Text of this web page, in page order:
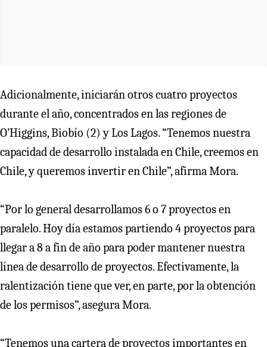
Adicionalmente, iniciarán otros cuatro proyectos
durante el año, concentrados en las regiones de
O’Higgins, Biobío (2) y Los Lagos. “Tenemos nuestra
capacidad de desarrollo instalada en Chile, creemos en
Chile, y queremos invertir en Chile”, afirma Mora.
“Por lo general desarrollamos 6 o 7 proyectos en
paralelo. Hoy día estamos partiendo 4 proyectos para
llegar a 8 a fin de año para poder mantener nuestra
línea de desarrollo de proyectos. Efectivamente, la
ralentización tiene que ver, en parte, por la obtención
de los permisos”, asegura Mora.
“Tenemos una cartera de proyectos importantes en